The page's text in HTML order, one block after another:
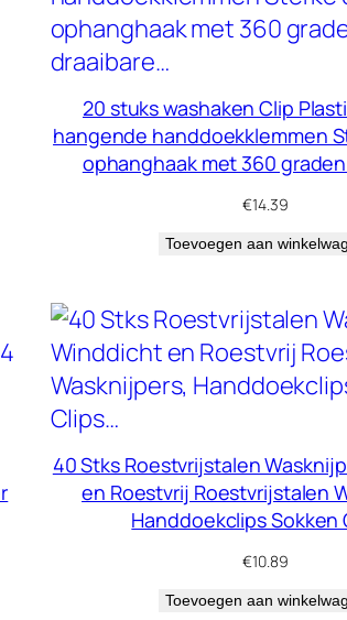
20 stuks washaken Clip
hangende handdoekklemmen
ophanghaak met 360
€14.39
Toevoegen aan
40 Stks Roestvrijstalen
en Roestvrij Roestvrijstalen
Handdoekclips Sokken
€10.89
Toevoegen aan